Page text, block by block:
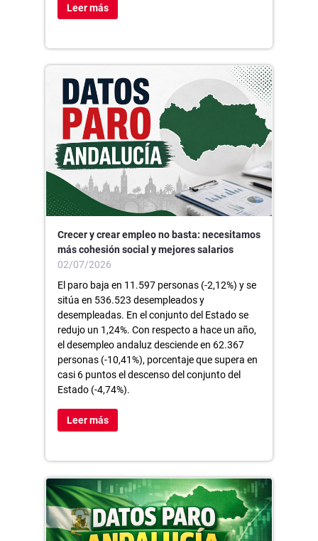
Leer más
Crecer y crear empleo no basta: necesitamos
más cohesión social y mejores salarios
02/07/2026
El paro baja en 11.597 personas (-2,12%) y se
sitúa en 536.523 desempleados y
desempleadas. En el conjunto del Estado se
redujo un 1,24%. Con respecto a hace un año,
el desempleo andaluz desciende en 62.367
personas (-10,41%), porcentaje que supera en
casi 6 puntos el descenso del conjunto del
Estado (-4,74%).
Leer más